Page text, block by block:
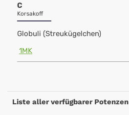
C
Korsakoff
Globuli (Streukügelchen)
1MK
Liste aller verfügbarer Potenzen